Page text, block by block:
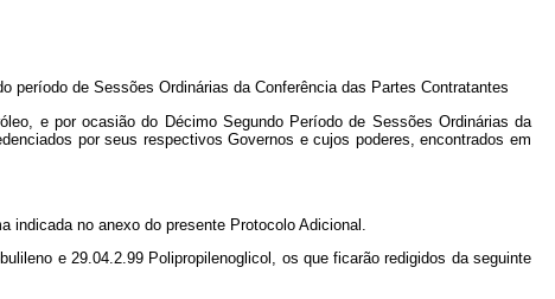
período de Sessões Ordinárias da Conferência das Partes Contratantes
e por ocasião do Décimo Segundo Período de Sessões Ordinárias da
por seus respectivos Governos e cujos poderes, encontrados em
no anexo do presente Protocolo Adicional.
e 29.04.2.99 Polipropilenoglicol, os que ficarão redigidos da seguinte